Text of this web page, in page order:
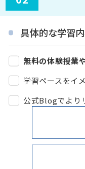
具体的な学習
無料の体験授業
学習ペースをイ
公式Blogでより